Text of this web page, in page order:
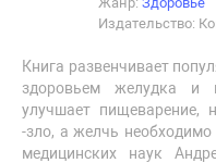
Издательство:
Книга развенчивает
здоровьем желудка и
улучшает пищеварение,
-зло, а желчь необходимо
медицинских наук